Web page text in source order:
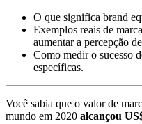
O que significa brand
Exemplos reais de
aumentar a percepção
Como medir o sucesso
específicas.
Você sabia que o valor de
mundo em 2020 alcançou